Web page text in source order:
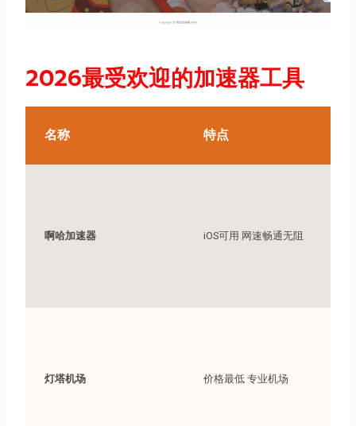
2026最受欢迎的加速器工具
名称 特点
啊哈加速器 iOS可用 网速畅通无阻
灯塔机场 价格最低 专业机场